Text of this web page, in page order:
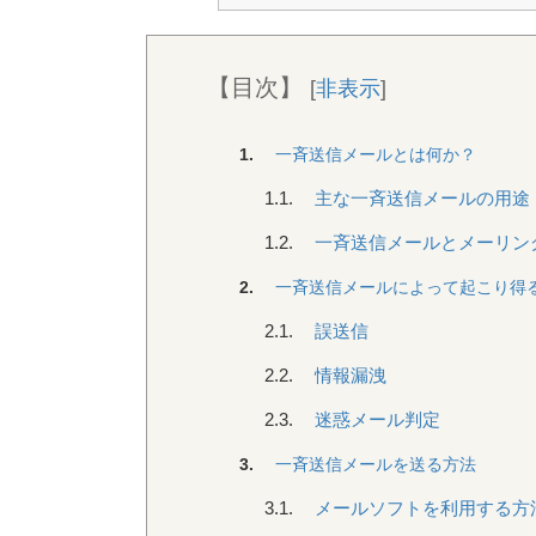
【目次】 [非表示]
1. 一斉送信メールとは何か？
1.1. 主な一斉送信メールの用途
1.2. 一斉送信メールとメーリン
2. 一斉送信メールによって起こり得
2.1. 誤送信
2.2. 情報漏洩
2.3. 迷惑メール判定
3. 一斉送信メールを送る方法
3.1. メールソフトを利用する方